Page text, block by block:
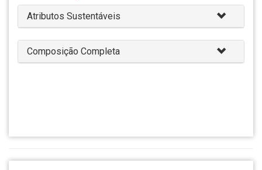
Atributos Sustentáveis
Composição Completa